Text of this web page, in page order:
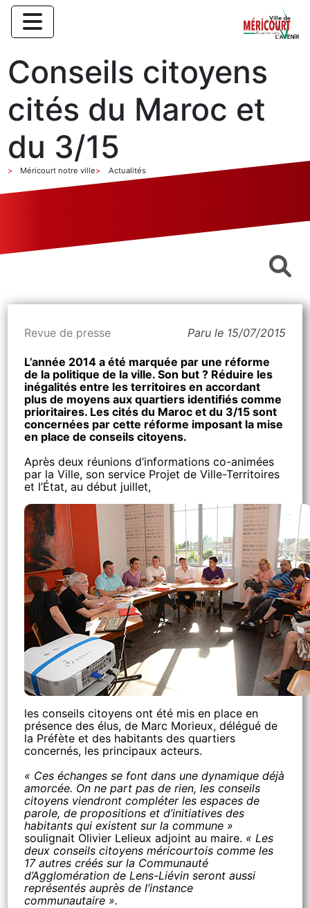
Conseils citoyens
cités du Maroc et
du 3/15
Méricourt notre ville Actualités
Revue de presse Paru le 15/07/2015
L’année 2014 a été marquée par une réforme
de la politique de la ville. Son but ? Réduire les
inégalités entre les territoires en accordant
plus de moyens aux quartiers identifiés comme
prioritaires. Les cités du Maroc et du 3/15 sont
concernées par cette réforme imposant la mise
en place de conseils citoyens.
Après deux réunions d’informations co-animées
par la Ville, son service Projet de Ville-Territoires
et l’État, au début juillet,
les conseils citoyens ont été mis en place en
présence des élus, de Marc Morieux, délégué de
la Préfète et des habitants des quartiers
concernés, les principaux acteurs.
« Ces échanges se font dans une dynamique déjà
amorcée. On ne part pas de rien, les conseils
citoyens viendront compléter les espaces de
parole, de propositions et d’initiatives des
habitants qui existent sur la commune »
soulignait Olivier Lelieux adjoint au maire. « Les
deux conseils citoyens méricourtois comme les
17 autres créés sur la Communauté
d’Agglomération de Lens-Liévin seront aussi
représentés auprès de l’instance
communautaire ».